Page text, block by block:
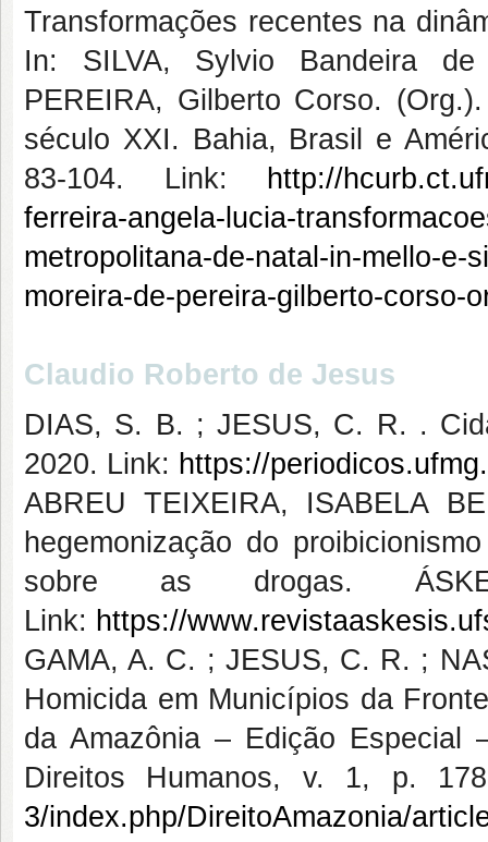
Transformações recentes na
In: SILVA, Sylvio Bandeira
PEREIRA, Gilberto Corso.
século XXI. Bahia, Brasil e
83-104. Link:
http://
ferreira-angela-lucia-
metropolitana-de-natal-in-mello-e-
moreira-de-pereira-gilberto-corso-
Claudio Roberto de Jesus
DIAS, S. B. ; JESUS, C. R. .
2020. Link: https://
ABREU TEIXEIRA, ISABELA
hegemonização do
sobre as drogas.
Link: https://
GAMA, A. C. ; JESUS, C. R. ;
Homicida em Municípios da
da Amazônia – Edição Especial
Direitos Humanos, v. 1, p.
3/index.php/DireitoAmazonia/